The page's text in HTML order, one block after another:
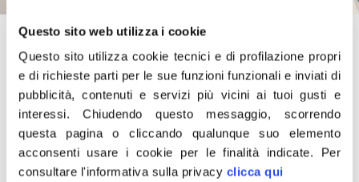
Questo sito web utilizza i cookie
Questo sito utilizza cookie tecnici e di profilazione propri
e di richieste parti per le sue funzioni funzionali e inviati di
pubblicità, contenuti e servizi più vicini ai tuoi gusti e
interessi.Chiudendo questo messaggio, scorrendo
questa pagina o cliccando qualunque suo elemento
acconsenti usare i cookie per le finalità indicate. Per
consultare l'informativa sulla privacy clicca qui
18 Aprile 2021
“Non c’è spazio per disertare nella lotta senza quartiere
alla mafia. Il parlamento unitariamente difenda l’ergastolo
ostativo. Non possiamo consentire che la mafia vinca su
quella che ha sempre considerato la sua battaglia
principale: abolire l’ergastolo ostativo. Lavoriamo
alacremente per reintrodurre l’ergastolo ostativo dopo la
decisione della Corte Costituzionale: non possiamo far